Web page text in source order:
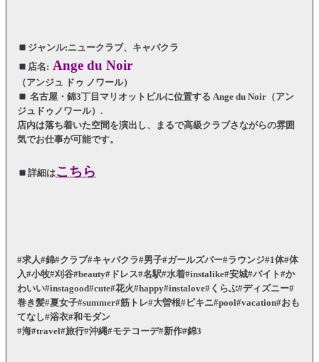
ジャンル:ニュークラブ、キャバクラ
店名: Ange du Noir
（アンジュ ドゥ ノワール）
名古屋・錦3丁目マリオットビルに位置する Ange du Noir（アン
ジュドゥノワール）.
店内は落ち着いた空間を演出し、まるで高級クラブさながらの雰囲
気でお仕事が可能です。
詳細はこちら
#求人#錦#クラブ#キャバクラ#男子#ガールズバー#ラウンジ#1体#体
入#小牧#刈谷#beauty#ドレス#名駅#水着#instalike#安城#バイト#か
わいい#instagood#cute#花火#happy#instalove#くらぶ#ディズニー#
巻き髪#夏女子#summer#筋トレ#大曽根#ビキニ#pool#vacation#おも
てなし#浴衣#和モダン
#海#travel#旅行#沖縄#モテコーデ#新作#錦3